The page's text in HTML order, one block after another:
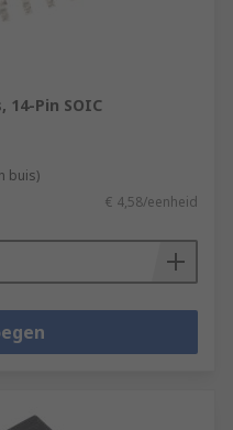
14-Pin SOIC
buis)
€ 4,58/eenheid